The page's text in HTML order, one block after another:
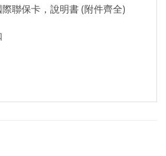
聯保卡，說明書 (附件齊全)